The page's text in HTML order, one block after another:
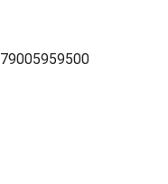
79005959500